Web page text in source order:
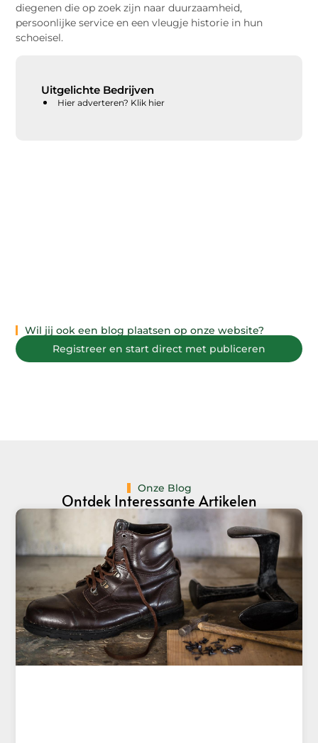
diegenen die op zoek zijn naar duurzaamheid,
persoonlijke service en een vleugje historie in hun
schoeisel.
Uitgelichte Bedrijven
Hier adverteren? Klik hier
Wil jij ook een blog plaatsen op onze website?
Registreer en start direct met publiceren
Onze Blog
Ontdek Interessante Artikelen